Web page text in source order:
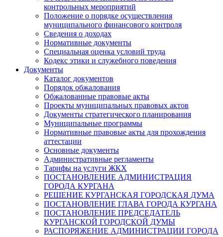
контрольных мероприятий
Положение о порядке осуществления
муниципального финансового контроля
Сведения о доходах
Нормативные документы
Специальная оценка условий труда
Кодекс этики и служебного поведения
Документы
Каталог документов
Порядок обжалования
Обжалованные правовые акты
Проекты муниципальных правовых актов
Документы стратегического планирования
Муниципальные программы
Нормативные правовые акты для прохождения
аттестации
Основные документы
Административные регламенты
Тарифы на услуги ЖКХ
ПОСТАНОВЛЕНИЕ АДМИНИСТРАЦИЯ
ГОРОДА КУРГАНА
РЕШЕНИЕ КУРГАНСКАЯ ГОРОДСКАЯ ДУМА
ПОСТАНОВЛЕНИЕ ГЛАВА ГОРОДА КУРГАНА
ПОСТАНОВЛЕНИЕ ПРЕДСЕДАТЕЛЬ
КУРГАНСКОЙ ГОРОДСКОЙ ДУМЫ
РАСПОРЯЖЕНИЕ АДМИНИСТРАЦИИ ГОРОДА